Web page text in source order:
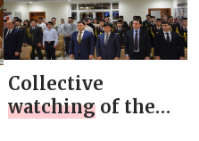
Collective
watching of the